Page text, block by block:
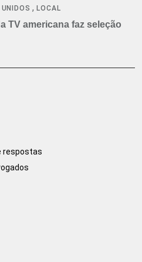
,LOCAL
TV americana faz seleção
respostas